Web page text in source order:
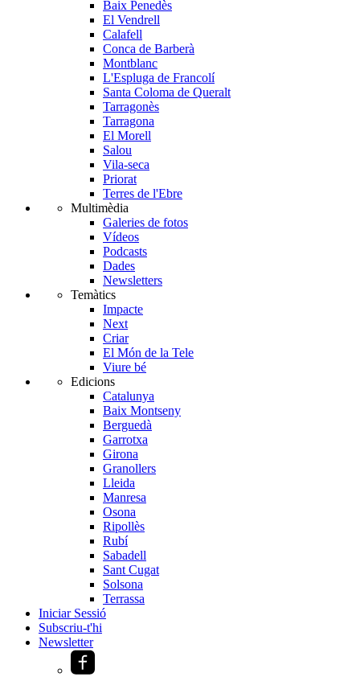
Baix Penedès
El Vendrell
Calafell
Conca de Barberà
Montblanc
L'Espluga de Francolí
Santa Coloma de Queralt
Tarragonès
Tarragona
El Morell
Salou
Vila-seca
Priorat
Terres de l'Ebre
Multimèdia
Galeries de fotos
Vídeos
Podcasts
Dades
Newsletters
Temàtics
Impacte
Next
Criar
El Món de la Tele
Viure bé
Edicions
Catalunya
Baix Montseny
Berguedà
Garrotxa
Girona
Granollers
Lleida
Manresa
Osona
Ripollès
Rubí
Sabadell
Sant Cugat
Solsona
Terrassa
Iniciar Sessió
Subscriu-t'hi
Newsletter